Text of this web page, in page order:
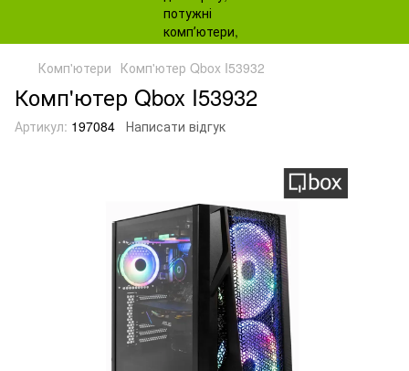
Комп'ютери Комп'ютер Qbox I53932
Комп'ютер Qbox I53932
Артикул: 197084 Написати відгук